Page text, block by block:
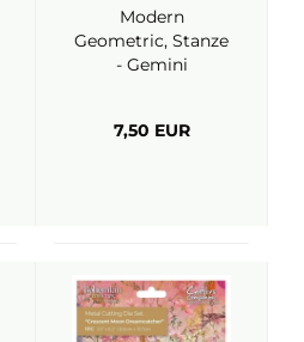
Modern
Geometric, Stanze
- Gemini
7,50 EUR